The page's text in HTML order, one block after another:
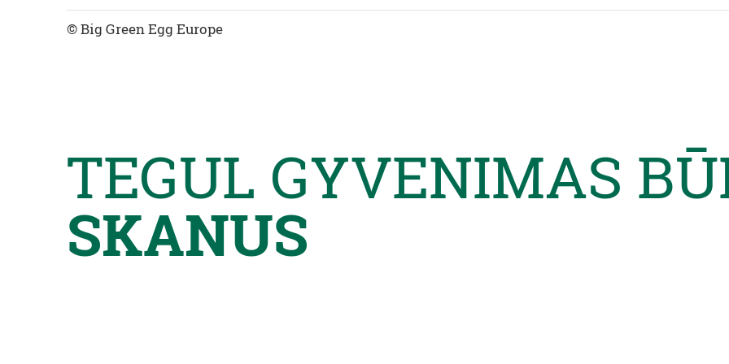
© Big Green Egg Europe
TEGUL GYVENIMAS
SKANUS